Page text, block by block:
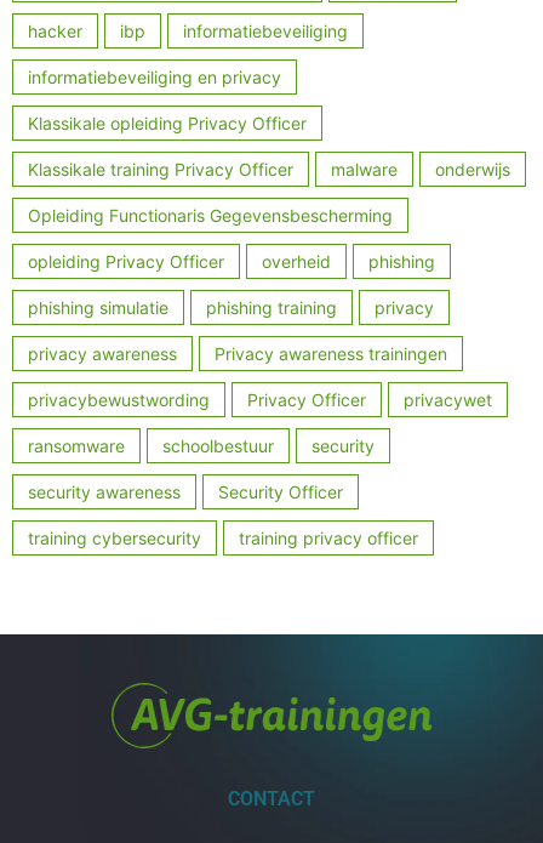
hacker ibp informatiebeveiliging
informatiebeveiliging en privacy
Klassikale opleiding Privacy Officer
Klassikale training Privacy Officer malware onderwijs
Opleiding Functionaris Gegevensbescherming
opleiding Privacy Officer overheid phishing
phishing simulatie phishing training privacy
privacy awareness Privacy awareness trainingen
privacybewustwording Privacy Officer privacywet
ransomware schoolbestuur security
security awareness Security Officer
training cybersecurity training privacy officer
CONTACT